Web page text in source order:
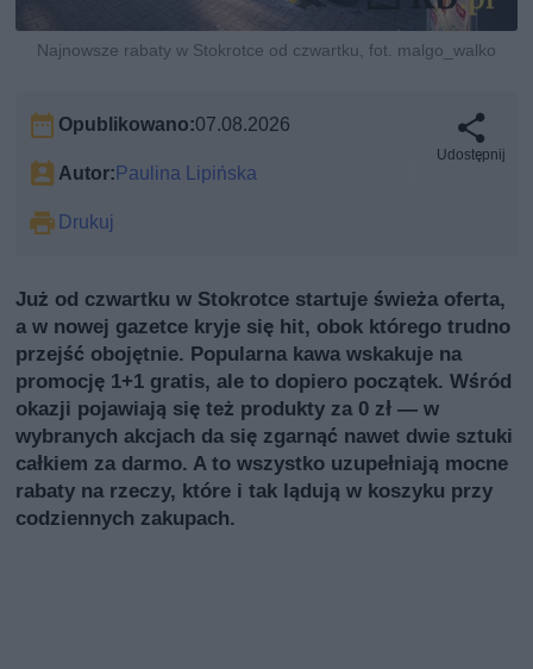
Najnowsze rabaty w Stokrotce od czwartku, fot. malgo_walko
Opublikowano:07.08.2026
Autor:Paulina Lipińska
Drukuj
Udostępnij
Już od czwartku w Stokrotce startuje świeża oferta,
a w nowej gazetce kryje się hit, obok którego trudno
przejść obojętnie. Popularna kawa wskakuje na
promocję 1+1 gratis, ale to dopiero początek. Wśród
okazji pojawiają się też produkty za 0 zł — w
wybranych akcjach da się zgarnąć nawet dwie sztuki
całkiem za darmo. A to wszystko uzupełniają mocne
rabaty na rzeczy, które i tak lądują w koszyku przy
codziennych zakupach.